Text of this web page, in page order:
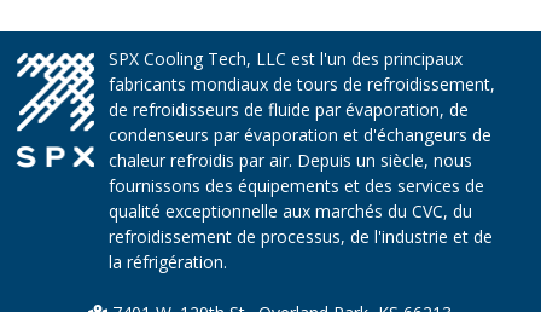
SPX Cooling Tech, LLC est l'un des principaux
fabricants mondiaux de tours de refroidissement,
de refroidisseurs de fluide par évaporation, de
condenseurs par évaporation et d'échangeurs de
chaleur refroidis par air. Depuis un siècle, nous
fournissons des équipements et des services de
qualité exceptionnelle aux marchés du CVC, du
refroidissement de processus, de l'industrie et de
la réfrigération.